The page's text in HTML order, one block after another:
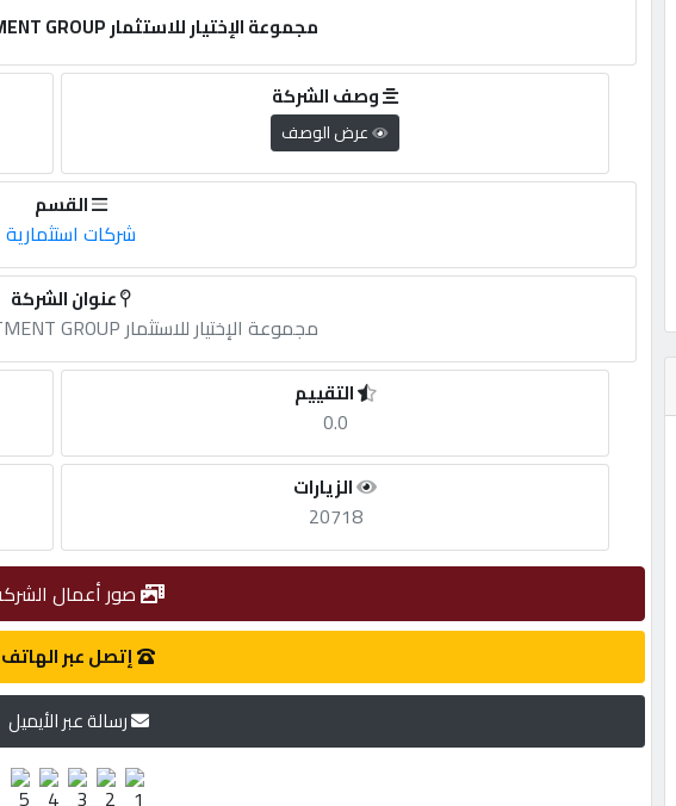
مجموعة الإختيار للاستثمار AL IKHTYAAR INVESTMENT GROUP
وصف الشركة
عرض الوصف
القسم
شركات استثمارية
عنوان الشركة
مجموعة الإختيار للاستثمار AL IKHTYAAR INVESTMENT GROUP
التقييم
0.0
الزيارات
20718
صور أعمال
إتصل عبر الهاتف
رسالة عبر الأيميل